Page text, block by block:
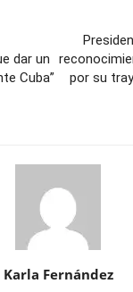
dar un
Cuba”
por su
Karla Fernández